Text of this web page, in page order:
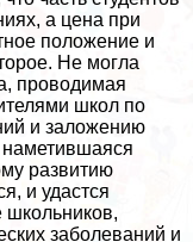
а цена при
положение и
Не могла
проводимая
школ по
и заложению
наметившаяся
развитию
и удастся
школьников,
заболеваний и